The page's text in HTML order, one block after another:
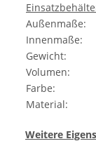
Außenmaße:
Innenmaße:
Gewicht:
Volumen:
Farbe:
Material:
Weitere